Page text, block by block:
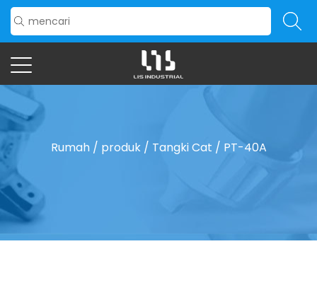
Rumah/ produk/ Tangki Cat / PT-40A